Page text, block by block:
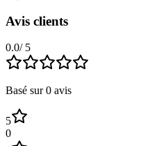
Avis clients
0.0/ 5
Basé sur0 avis
5
0